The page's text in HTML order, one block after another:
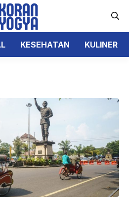
KESEHATAN KULINER